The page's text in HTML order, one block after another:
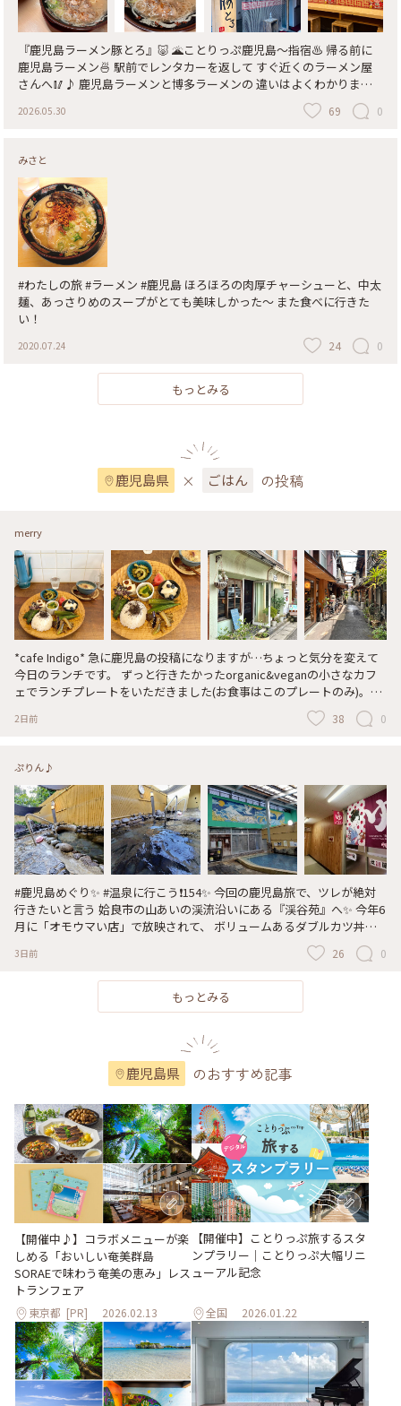
『鹿児島ラーメン豚とろ』🐷 🌋ことりっぷ鹿児島〜指宿♨️ 帰る前に
鹿児島ラーメン🍜 駅前でレンタカーを返して すぐ近くのラーメン屋
さんへ🥢♪ 鹿児島ラーメンと博多ラーメンの 違いはよくわかりませ
んが 鹿児島豚の豚骨をじっくり炊いた ベースに鶏ガラ、カツオ出汁
等 の濃厚スープと 豚とろのチャーシューが とろけるラーメン🍜😋 思
りません🤣 駅近にはここしかなくて 天文館の方に行けば もっとたく
さんのお店が ありました。 今回の旅で 鹿児島グルメはいちおう 満喫
できました😊 ・ ・ #ちいさな列車旅 #ことりっぷ鹿児島指宿 #ことり
っぷ鹿児島 #家族旅 #鹿児島ラーメン豚とろ🐷 #鹿児島ラーメン #ラー
メン #豚骨ラーメン #鹿児島グルメ #ご当地グルメ #ご当地ラーメン #
鹿児島ごはん #旅のごはん #鹿児島中央駅 #鹿児島市 #鹿児島 #鹿児島
県 #ドライブ #鹿児島ドライブ
2026.05.30 69 0
みさと
#わたしの旅 #ラーメン #鹿児島 ほろほろの肉厚チャーシューと、中太
麺、あっさりめのスープがとても美味しかった〜 また食べに行きた
い！
2020.07.24 24 0
もっとみる
鹿児島県 × ごはん の投稿
merry
*cafe Indigo* 急に鹿児島の投稿になりますが…ちょっと気分を変えて
今日のランチです。 ずっと行きたかったorganic&veganの小さなカフ
ェでランチプレートをいただきました(お食事はこのプレートのみ)。い
ろんな野菜が使われたほっこり気分になれるごはん。オクラやゴーヤな
ど鹿児島の夏野菜にちょこっとスイカとメロンなど、夏を感じるメニュ
味付けが優しくて嬉しいランチになりました。 こちらのカフェは鹿児
島市役所に近い名山堀というエリアの端っこにあります。鹿児島に住む
何年か前、仕事で鹿児島に来たときに知ったこのエリア、細い路地と古
くて狭い建物が集まり、小さな飲食店が軒を連ねていてわくわくするの
でおすすめです。 ・ 今日からしばらく連休で♡いいスタートになった
気がします。 休んでばっかり！って感じですが😂昨日まで17連勤かつ
深夜勤務ありだったので、昨日久しぶりに帰宅して今日からその分の休
みです♡ 本当は熊本に帰省予定でしたが、地震の影響で交通手段がな
いので休みは鹿児島で。鹿児島も結構揺れたそうですが、家は特に何も
倒れたりしてませんでした。地震の対応に当たっている同僚に感謝しつ
つ、毎日充実した休暇にしようと思います☀︎ #カフェインディゴ #名山
堀 #名山町 #鹿児島 #カフェ #ランチ #ヴィーガン #ベジタリアン #オー
2日前 38 0
ぷりん♪
#鹿児島めぐり✨ #温泉に行こう❗️154✨ 今回の鹿児島旅で、ツレが絶対
行きたいと言う 姶良市の山あいの渓流沿いにある『渓谷苑』へ✨ 今年6
月に「オモウマい店」で放映されて、 ボリュームあるダブルカツ丼
食事は出来ませんでしたが 温泉に立ち寄りました♨️☺️💕 入る前にスポ
ーツクラブ？の練習後の子供たちが、 ゾロゾロと20人くらいやって来
て、 「えっ❓️みんな温泉に入るの⁉️」🫨💦 この日は“子供無料の日”だっ
泉質は、ナトリウム塩化物泉-硫酸塩泉で 無色透明の肌触りが柔らかい
湯で、水風呂は 湧き水を使用しているので飲用も💕 ゆっくりと昼間の
疲れを癒せました♨️☺️ 帰る時にもまた違う団体の子供達がゾロゾロと
料サービスは大人になっても 忘れられない楽しい思い出に残るでしょ
うね🥰 宿泊もでき、家族風呂やニジマス釣りもあります❣️ 2026.07.20 #
渓谷苑 #源泉かけ流し #オモウマい店 #子供無料 #上山温泉 #温泉に行こ
う #ひみつの絶景 #鹿児島めぐり #ぷりんの放浪記 #鹿児島県の魅力を
発信
3日前 26 0
もっとみる
鹿児島県 のおすすめ記事
【開催中♪】コラボメニューが楽
しめる「おいしい奄美群島
SORAEで味わう奄美の恵み」レス
トランフェア
東京都 [PR] 2026.02.13
【開催中】ことりっぷ旅するスタ
ンプラリー｜ことりっぷ大幅リニ
ューアル記念
全国 2026.01.22